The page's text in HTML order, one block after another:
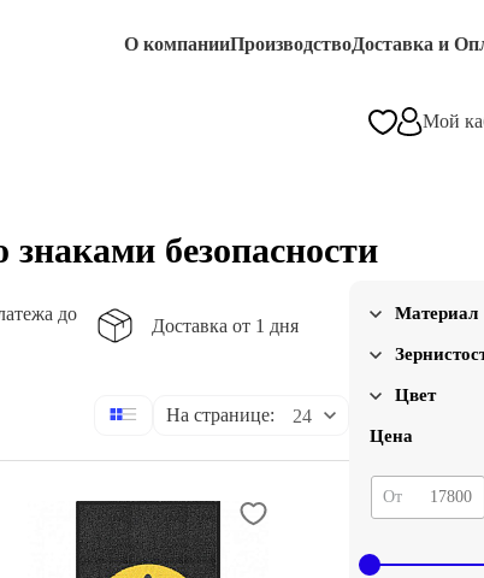
О компанииПроизводствоДоставка и
Мой
безопасности
до
Доставка от 1 дня
На странице: 24
Материал
ПВХ
60
Цвет
серый
Цена
От